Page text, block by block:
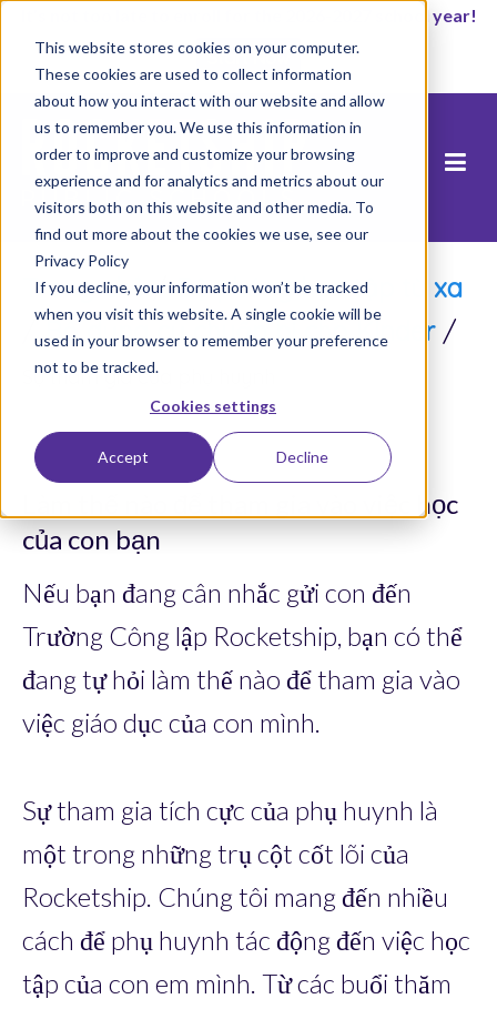
This website stores cookies on your computer.
These cookies are used to collect information
about how you interact with our website and allow
us to remember you. We use this information in
order to improve and customize your browsing
experience and for analytics and metrics about our
visitors both on this website and other media. To
find out more about the cookies we use, see our
Privacy Policy
If you decline, your information won’t be tracked
when you visit this website. A single cookie will be
used in your browser to remember your preference
not to be tracked.
Cookies settings
Accept Decline
It’s not too late to enroll for the 2026-2027 school year!
Start Now
Trang chủ/Bệ phóng học tập từ xa
/Bộ dụng cụ chuẩn bị cho Kinder/
Sự tham gia của phụ huynh
Làm thế nào để tham gia vào việc học
của con bạn
Nếu bạn đang cân nhắc gửi con đến
Trường Công lập Rocketship, bạn có thể
đang tự hỏi làm thế nào để tham gia vào
việc giáo dục của con mình.
Sự tham gia tích cực của phụ huynh là
một trong những trụ cột cốt lõi của
Rocketship. Chúng tôi mang đến nhiều
cách để phụ huynh tác động đến việc học
tập của con em mình. Từ các buổi thăm